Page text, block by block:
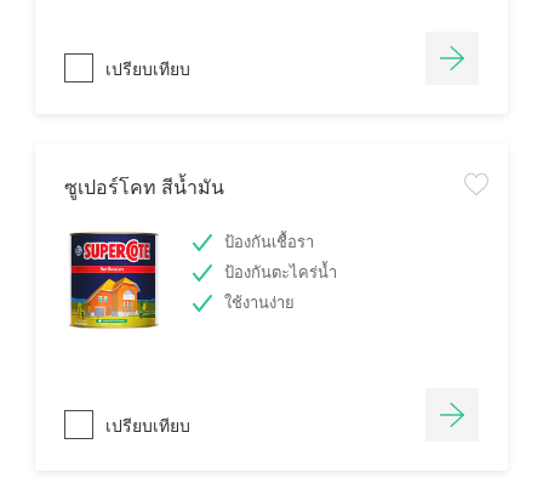
เปรียบเทียบ
ซูเปอร์โคท สีน้ำมัน
ป้องกันเชื้อรา
ป้องกันตะไคร่น้ำ
ใช้งานง่าย
เปรียบเทียบ